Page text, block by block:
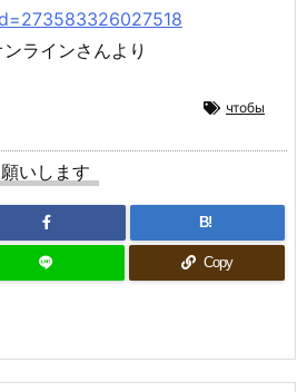
ラインさんより
чтобы
いします
B!
Copy